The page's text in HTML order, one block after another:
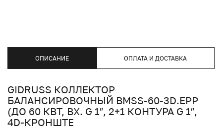
ОПИСАНИЕ ОПЛАТА И ДОСТАВКА
GIDRUSS КОЛЛЕКТОР
БАЛАНСИРОВОЧНЫЙ BMSS-60-3D.EPP
(ДО 60 КВТ, ВХ. G 1″, 2+1 КОНТУРА G 1″,
4D-КРОНШТЕ